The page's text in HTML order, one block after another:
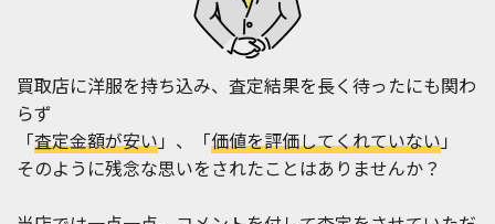
買取店に洋服を持ち込み、査定結果を長く待ったにも関わ
らず
「査定金額が安い」、「価値を評価してくれていない」
そのように残念な思いをされたことはありませんか？